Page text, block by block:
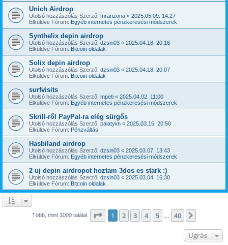
Unich Airdrop
Utolsó hozzászólás Szerző: mrarizona « 2025.05.09. 14:27
Elküldve Fórum: Egyéb internetes pénzkeresési módszerek
Synthelix depin airdrop
Utolsó hozzászólás Szerző: dzsin03 « 2025.04.18. 20:16
Elküldve Fórum: Bitcoin oldalak
Solix depin airdrop
Utolsó hozzászólás Szerző: dzsin03 « 2025.04.18. 20:07
Elküldve Fórum: Bitcoin oldalak
surfvisits
Utolsó hozzászólás Szerző: mpeti « 2025.04.02. 11:00
Elküldve Fórum: Egyéb internetes pénzkeresési módszerek
Skrill-ről PayPal-ra elég sürgős
Utolsó hozzászólás Szerző: palatyim « 2025.03.15. 20:50
Elküldve Fórum: Pénzváltás
Hasbiland airdrop
Utolsó hozzászólás Szerző: dzsin03 « 2025.03.07. 13:43
Elküldve Fórum: Egyéb internetes pénzkeresési módszerek
2 uj depin airdropot hoztam 3dos es stark :)
Utolsó hozzászólás Szerző: dzsin03 « 2025.03.04. 16:30
Elküldve Fórum: Bitcoin oldalak
Több, mint 1000 találat Oldal:1 40
1 2 3 4 5 40
Ugrás